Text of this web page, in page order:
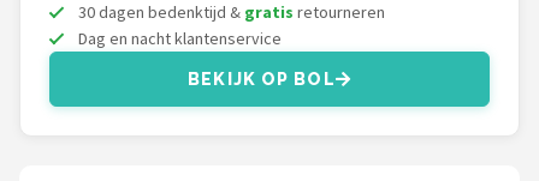
AXA
New Looxs
30 dagen bedenktijd & gratis retourneren
Dag en nacht klantenservice
BEKIJK OP BOL